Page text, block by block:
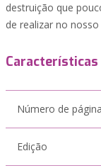
destruição que
de realizar no nosso
Características
Número de
Edição